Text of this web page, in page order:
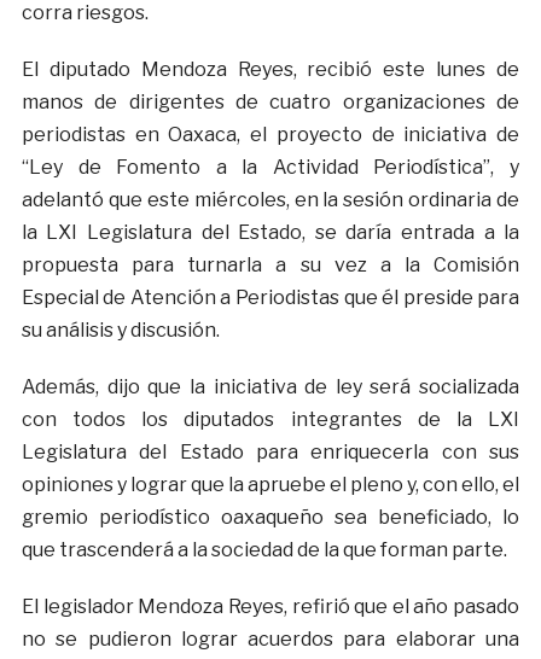
corra riesgos.
El diputado Mendoza Reyes, recibió este lunes de
manos de dirigentes de cuatro organizaciones de
periodistas en Oaxaca, el proyecto de iniciativa de
“Ley de Fomento a la Actividad Periodística”, y
adelantó que este miércoles, en la sesión ordinaria de
la LXI Legislatura del Estado, se daría entrada a la
propuesta para turnarla a su vez a la Comisión
Especial de Atención a Periodistas que él preside para
su análisis y discusión.
Además, dijo que la iniciativa de ley será socializada
con todos los diputados integrantes de la LXI
Legislatura del Estado para enriquecerla con sus
opiniones y lograr que la apruebe el pleno y, con ello, el
gremio periodístico oaxaqueño sea beneficiado, lo
que trascenderá a la sociedad de la que forman parte.
El legislador Mendoza Reyes, refirió que el año pasado
no se pudieron lograr acuerdos para elaborar una